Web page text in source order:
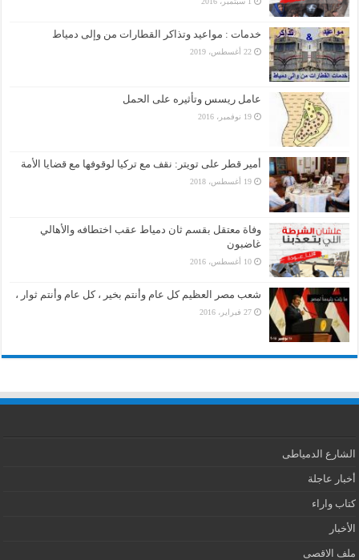
خدمات : مواعيد وتذاكر القطارات من وإلى دمياط
22 أغسطس، 2019
عامل ريسس وتأثيره على الحمل
19 نوفمبر، 2016
أمير قطر على تويتر: نقف مع تركيا لوقوفها مع قضايا الأمة
19 أغسطس، 2018
وفاة معتقل بقسم ثان دمياط عقب اختطافه والأهالي
غاضبون
10 أغسطس، 2016
شعب مصر العظيم كل عام وأنتم بخير ، كل عام وأنتم ثوار ،
27 فبراير، 2016
الشارع الدمياطى
أخبار عاجلة
كتاب واراء
الأخبار
ملف الاقصى